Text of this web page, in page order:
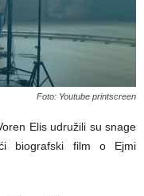
Foto: Youtube printscreen
Elis udružili su snage
biografski film o Ejmi